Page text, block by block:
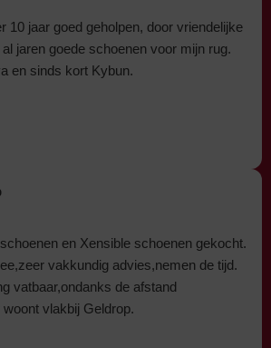
10 jaar goed geholpen, door vriendelijke
jaren goede schoenen voor mijn rug.
en sinds kort Kybun.
en Xensible schoenen gekocht.
vakkundig advies,nemen de tijd.
vatbaar,ondanks de afstand
vlakbij Geldrop.